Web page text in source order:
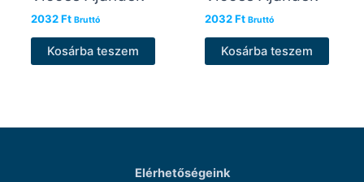
2032Ft Bruttó
Kosárba teszem
2032Ft Bruttó
Kosárba teszem
Elérhetőségeink